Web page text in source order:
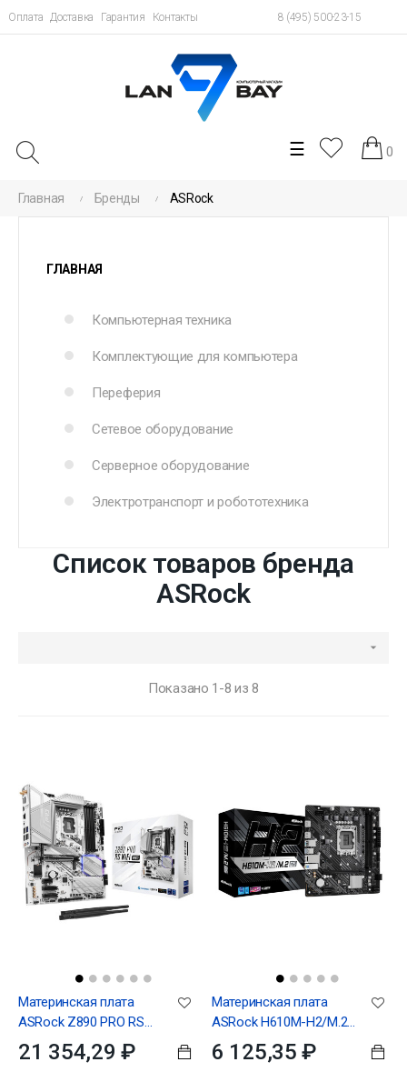
Оплата Доставка Гарантия Контакты 8 (495) 500-23-15
Toggle
navigation
☰ 0
Главная Бренды ASRock
ГЛАВНАЯ
Компьютерная техника
Комплектующие для компьютера
Переферия
Сетевое оборудование
Серверное оборудование
Электротранспорт и робототехника
Список товаров бренда
ASRock

Показано 1-8 из 8
Материнская плата
ASRock Z890 PRO RS
WIFI WHITE, RTL
21 354,29 ₽
Материнская плата
ASRock H610M-H2/M.2
D5, Socket 1700,
Intel®H610, 2xDDR5-
6 125,35 ₽